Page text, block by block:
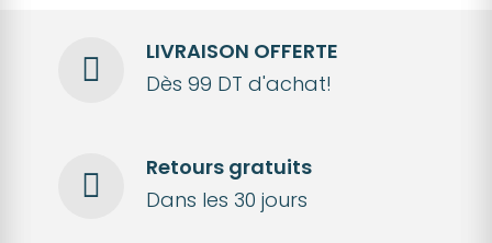
LIVRAISON OFFERTE
Dès 99 DT d'achat!
Retours gratuits
Dans les 30 jours